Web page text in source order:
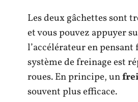
Les deux gâchettes sont
et vous pouvez appuyer
l’accélérateur en pensant
système de freinage est
roues. En principe, un
souvent plus efficace.